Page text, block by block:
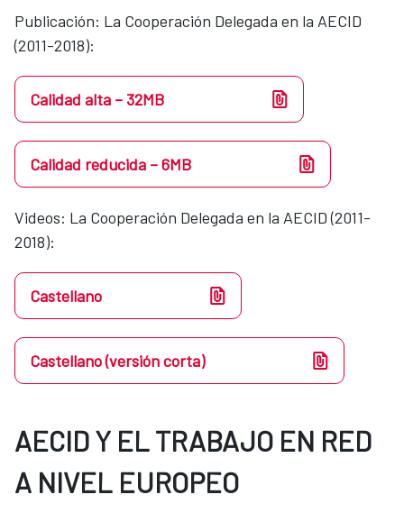
Publicación: La Cooperación Delegada en la AECID
(2011-2018):
Calidad alta – 32MB
Calidad reducida – 6MB
Videos​​: La Cooperación Delegada en la AECID (2011-
2018):
Castellano
Castellano (versión corta)
AECID Y EL TRABAJO EN RED
A NIVEL EUROPEO